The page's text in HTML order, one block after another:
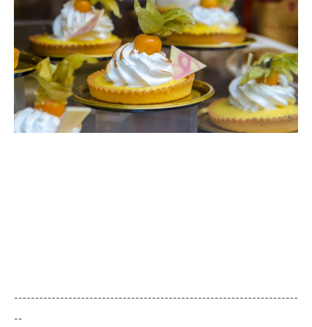
--------------------------------------------------------------------
--